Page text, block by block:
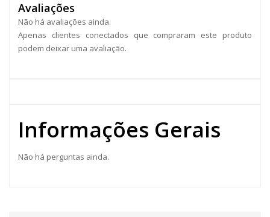
Avaliações
Não há avaliações ainda.
Apenas clientes conectados que compraram este produto
podem deixar uma avaliação.
Informações Gerais
Não há perguntas ainda.